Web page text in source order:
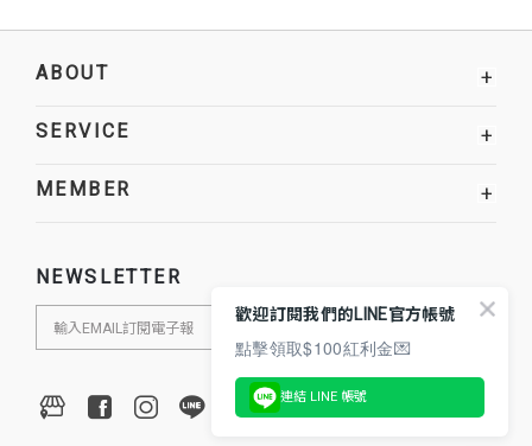
ABOUT +
SERVICE +
MEMBER +
NEWSLETTER
歡迎訂閱我們的LINE官方帳號
點擊領取$100紅利金💌
連結 LINE 帳號